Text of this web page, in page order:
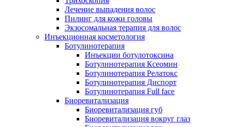
Лечение выпадения волос
Пилинг для кожи головы
Экзосомальная терапия для волос
Инъекционная косметология
Ботулинотерапия
Инъекции ботулотоксина
Ботулинотерапия Ксеомин
Ботулинотерапия Релатокс
Ботулинотерапия Диспорт
Ботулинотерапия Full face
Биоревитализация
Биоревитализация губ
Биоревитализация вокруг глаз